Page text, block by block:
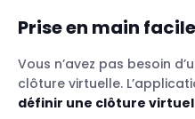
Prise en main facile
Vous n’avez pas besoin
clôture virtuelle.
définir une clôture